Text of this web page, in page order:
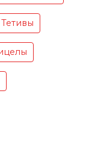
Тетивы